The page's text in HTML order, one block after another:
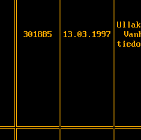
301885 13.03.1997